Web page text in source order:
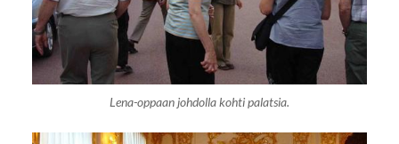
Lena-oppaan johdolla kohti palatsia.